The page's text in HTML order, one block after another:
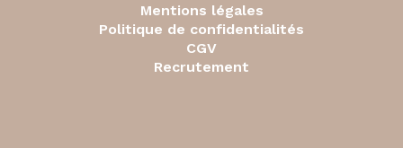
Mentions légales
Politique de confidentialités
CGV
Recrutement